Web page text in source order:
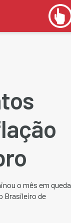
o mês em queda
Brasileiro de